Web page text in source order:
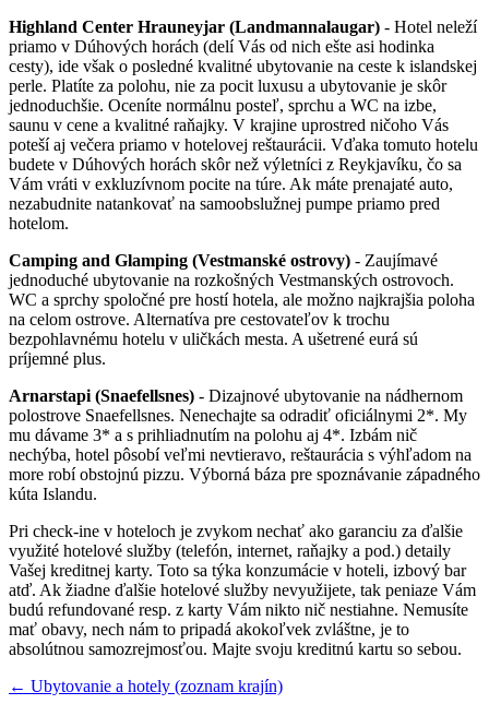
Highland Center Hrauneyjar (Landmannalaugar) - Hotel neleží
priamo v Dúhových horách (delí Vás od nich ešte asi hodinka
cesty), ide však o posledné kvalitné ubytovanie na ceste k islandskej
perle. Platíte za polohu, nie za pocit luxusu a ubytovanie je skôr
jednoduchšie. Oceníte normálnu posteľ, sprchu a WC na izbe,
saunu v cene a kvalitné raňajky. V krajine uprostred ničoho Vás
poteší aj večera priamo v hotelovej reštaurácii. Vďaka tomuto hotelu
budete v Dúhových horách skôr než výletníci z Reykjavíku, čo sa
Vám vráti v exkluzívnom pocite na túre. Ak máte prenajaté auto,
nezabudnite natankovať na samoobslužnej pumpe priamo pred
hotelom.
Camping and Glamping (Vestmanské ostrovy) - Zaujímavé
jednoduché ubytovanie na rozkošných Vestmanských ostrovoch.
WC a sprchy spoločné pre hostí hotela, ale možno najkrajšia poloha
na celom ostrove. Alternatíva pre cestovateľov k trochu
bezpohlavnému hotelu v uličkách mesta. A ušetrené eurá sú
príjemné plus.
Arnarstapi (Snaefellsnes) - Dizajnové ubytovanie na nádhernom
polostrove Snaefellsnes. Nenechajte sa odradiť oficiálnymi 2*. My
mu dávame 3* a s prihliadnutím na polohu aj 4*. Izbám nič
nechýba, hotel pôsobí veľmi nevtieravo, reštaurácia s výhľadom na
more robí obstojnú pizzu. Výborná báza pre spoznávanie západného
kúta Islandu.
Pri check-ine v hoteloch je zvykom nechať ako garanciu za ďalšie
využité hotelové služby (telefón, internet, raňajky a pod.) detaily
Vašej kreditnej karty. Toto sa týka konzumácie v hoteli, izbový bar
atď. Ak žiadne ďalšie hotelové služby nevyužijete, tak peniaze Vám
budú refundované resp. z karty Vám nikto nič nestiahne. Nemusíte
mať obavy, nech nám to pripadá akokoľvek zvláštne, je to
absolútnou samozrejmosťou. Majte svoju kreditnú kartu so sebou.
← Ubytovanie a hotely (zoznam krajín)